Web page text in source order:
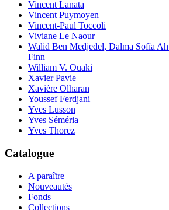
Vincent Lanata
Vincent Puymoyen
Vincent-Paul Toccoli
Viviane Le Naour
Walid Ben Medjedel, Dalma Sofía
Finn
William V. Ouaki
Xavier Pavie
Xavière Olharan
Youssef Ferdjani
Yves Lusson
Yves Séméria
Yves Thorez
Catalogue
A paraître
Nouveautés
Fonds
Collections